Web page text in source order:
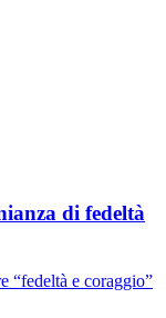
di fedeltà
“fedeltà e coraggio”